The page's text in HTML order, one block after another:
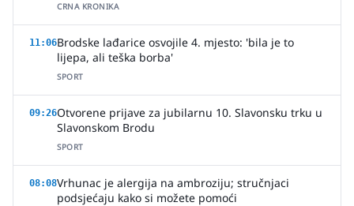
CRNA KRONIKA
11:06Brodske lađarice osvojile 4. mjesto: 'bila je to
lijepa, ali teška borba'
SPORT
09:26Otvorene prijave za jubilarnu 10. Slavonsku trku u
Slavonskom Brodu
SPORT
08:08Vrhunac je alergija na ambroziju; stručnjaci
podsjećaju kako si možete pomoći